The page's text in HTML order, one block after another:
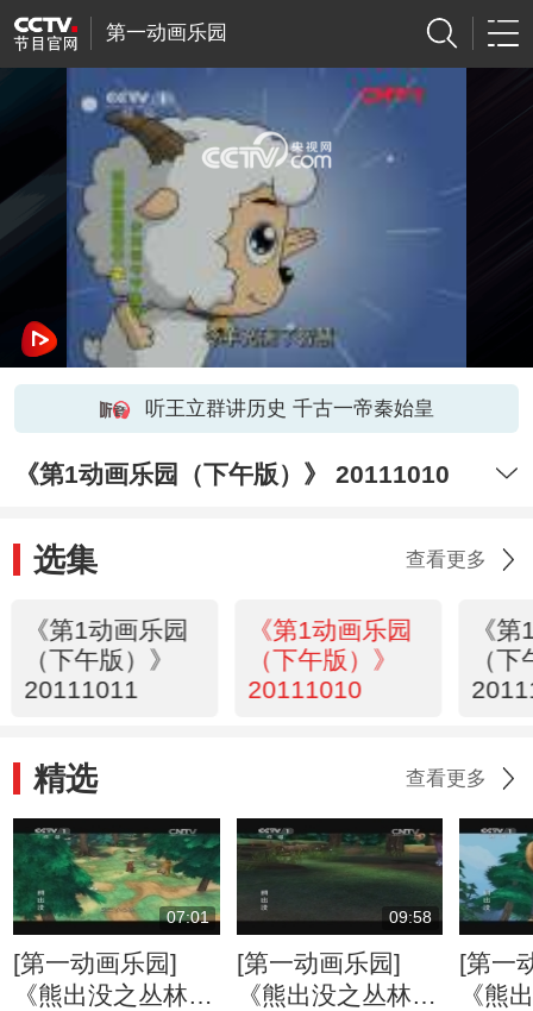
第一动画乐园
网络开小差了，请稍后再试
听王立群讲历史 千古一帝秦始皇
《第1动画乐园（下午版）》 20111010
选集 查看更多
《第1动画乐园
（下午版）》
20111011
《第1动画乐园
（下午版）》
20111010
《
（
精选 查看更多
07:01
[第一动画乐园]
《熊出没之丛林总
09:58
[第一动画乐园]
《熊出没之丛林总
[第一
《熊